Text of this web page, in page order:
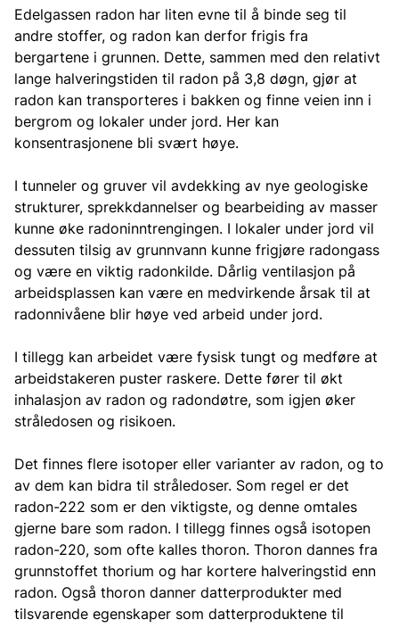
Edelgassen radon har liten evne til å binde seg til
andre stoffer, og radon kan derfor frigis fra
bergartene i grunnen. Dette, sammen med den relativt
lange halveringstiden til radon på 3,8 døgn, gjør at
radon kan transporteres i bakken og finne veien inn i
bergrom og lokaler under jord. Her kan
konsentrasjonene bli svært høye.
I tunneler og gruver vil avdekking av nye geologiske
strukturer, sprekkdannelser og bearbeiding av masser
kunne øke radoninntrengingen. I lokaler under jord vil
dessuten tilsig av grunnvann kunne frigjøre radongass
og være en viktig radonkilde. Dårlig ventilasjon på
arbeidsplassen kan være en medvirkende årsak til at
radonnivåene blir høye ved arbeid under jord.
I tillegg kan arbeidet være fysisk tungt og medføre at
arbeidstakeren puster raskere. Dette fører til økt
inhalasjon av radon og radondøtre, som igjen øker
stråledosen og risikoen.
Det finnes flere isotoper eller varianter av radon, og to
av dem kan bidra til stråledoser. Som regel er det
radon-222 som er den viktigste, og denne omtales
gjerne bare som radon. I tillegg finnes også isotopen
radon-220, som ofte kalles thoron. Thoron dannes fra
grunnstoffet thorium og har kortere halveringstid enn
radon. Også thoron danner datterprodukter med
tilsvarende egenskaper som datterproduktene til